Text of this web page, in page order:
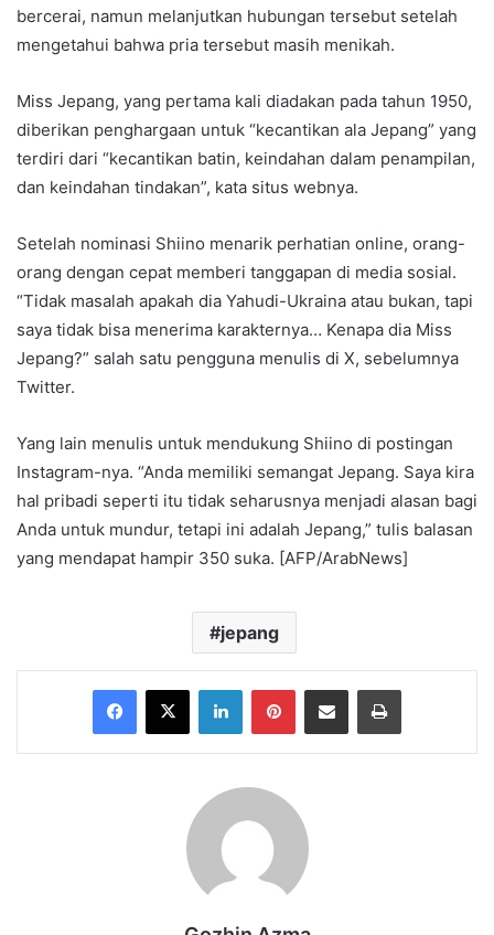
bercerai, namun melanjutkan hubungan tersebut setelah
mengetahui bahwa pria tersebut masih menikah.
Miss Jepang, yang pertama kali diadakan pada tahun 1950,
diberikan penghargaan untuk “kecantikan ala Jepang” yang
terdiri dari “kecantikan batin, keindahan dalam penampilan,
dan keindahan tindakan”, kata situs webnya.
Setelah nominasi Shiino menarik perhatian online, orang-
orang dengan cepat memberi tanggapan di media sosial.
“Tidak masalah apakah dia Yahudi-Ukraina atau bukan, tapi
saya tidak bisa menerima karakternya… Kenapa dia Miss
Jepang?” salah satu pengguna menulis di X, sebelumnya
Twitter.
Yang lain menulis untuk mendukung Shiino di postingan
Instagram-nya. “Anda memiliki semangat Jepang. Saya kira
hal pribadi seperti itu tidak seharusnya menjadi alasan bagi
Anda untuk mundur, tetapi ini adalah Jepang,” tulis balasan
yang mendapat hampir 350 suka. [AFP/ArabNews]
jepang
Facebook
X LinkedInPinterestShare via Email Print